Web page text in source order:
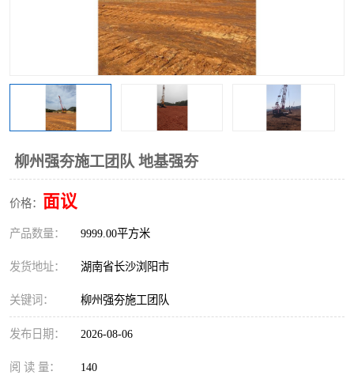
柳州强夯施工团队 地基强夯
价格： 面议
产品数量： 9999.00平方米
发货地址： 湖南省长沙浏阳市
关键词： 柳州强夯施工团队
发布日期： 2026-08-06
阅 读 量： 140